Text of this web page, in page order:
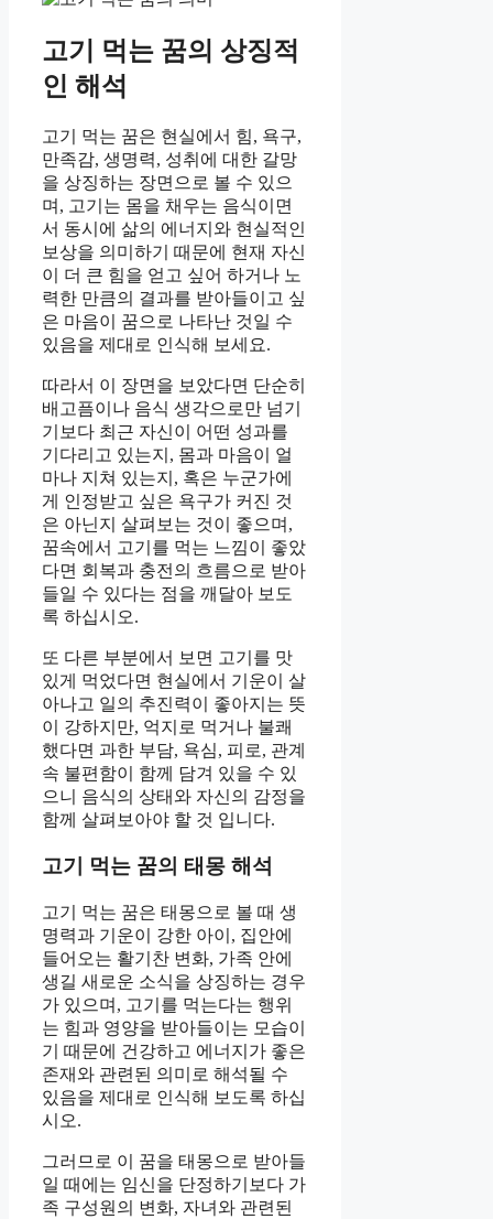
고기 먹는 꿈의 상징적
인 해석
고기 먹는 꿈은 현실에서 힘, 욕구,
만족감, 생명력, 성취에 대한 갈망
을 상징하는 장면으로 볼 수 있으
며, 고기는 몸을 채우는 음식이면
서 동시에 삶의 에너지와 현실적인
보상을 의미하기 때문에 현재 자신
이 더 큰 힘을 얻고 싶어 하거나 노
력한 만큼의 결과를 받아들이고 싶
은 마음이 꿈으로 나타난 것일 수
있음을 제대로 인식해 보세요.
따라서 이 장면을 보았다면 단순히
배고픔이나 음식 생각으로만 넘기
기보다 최근 자신이 어떤 성과를
기다리고 있는지, 몸과 마음이 얼
마나 지쳐 있는지, 혹은 누군가에
게 인정받고 싶은 욕구가 커진 것
은 아닌지 살펴보는 것이 좋으며,
꿈속에서 고기를 먹는 느낌이 좋았
다면 회복과 충전의 흐름으로 받아
들일 수 있다는 점을 깨달아 보도
록 하십시오.
또 다른 부분에서 보면 고기를 맛
있게 먹었다면 현실에서 기운이 살
아나고 일의 추진력이 좋아지는 뜻
이 강하지만, 억지로 먹거나 불쾌
했다면 과한 부담, 욕심, 피로, 관계
속 불편함이 함께 담겨 있을 수 있
으니 음식의 상태와 자신의 감정을
함께 살펴보아야 할 것 입니다.
고기 먹는 꿈의 태몽 해석
고기 먹는 꿈은 태몽으로 볼 때 생
명력과 기운이 강한 아이, 집안에
들어오는 활기찬 변화, 가족 안에
생길 새로운 소식을 상징하는 경우
가 있으며, 고기를 먹는다는 행위
는 힘과 영양을 받아들이는 모습이
기 때문에 건강하고 에너지가 좋은
존재와 관련된 의미로 해석될 수
있음을 제대로 인식해 보도록 하십
시오.
그러므로 이 꿈을 태몽으로 받아들
일 때에는 임신을 단정하기보다 가
족 구성원의 변화, 자녀와 관련된